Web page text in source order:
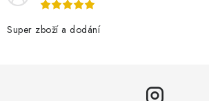
Super zboží a dodání